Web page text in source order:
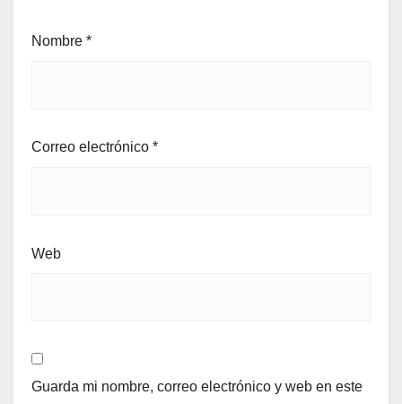
Nombre *
Correo electrónico *
Web
Guarda mi nombre, correo electrónico y web en este